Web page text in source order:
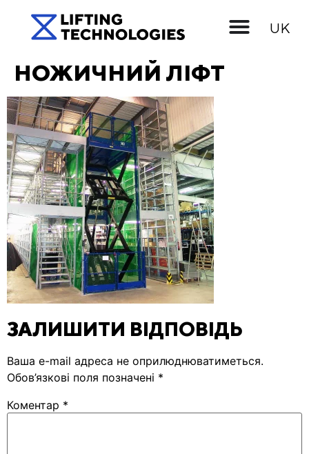
UK
RU
НОЖИЧНИЙ ЛІФТ
ЗАЛИШИТИ ВІДПОВІДЬ
Ваша e-mail адреса не оприлюднюватиметься.
Обов’язкові поля позначені *
Коментар *